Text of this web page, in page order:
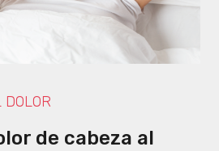
de cabeza al